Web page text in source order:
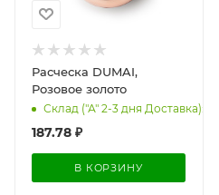
Расческа DUMAI,
Розовое золото
Склад ("А" 2-3 дня Доставка): 4
187.78 ₽
В КОРЗИНУ